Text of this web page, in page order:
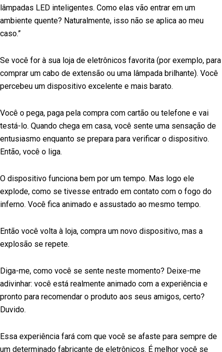
lâmpadas LED inteligentes. Como elas vão entrar em um
ambiente quente? Naturalmente, isso não se aplica ao meu
caso.”
Se você for à sua loja de eletrônicos favorita (por exemplo, para
comprar um cabo de extensão ou uma lâmpada brilhante). Você
percebeu um dispositivo excelente e mais barato.
Você o pega, paga pela compra com cartão ou telefone e vai
testá-lo. Quando chega em casa, você sente uma sensação de
entusiasmo enquanto se prepara para verificar o dispositivo.
Então, você o liga.
O dispositivo funciona bem por um tempo. Mas logo ele
explode, como se tivesse entrado em contato com o fogo do
inferno. Você fica animado e assustado ao mesmo tempo.
Então você volta à loja, compra um novo dispositivo, mas a
explosão se repete.
Diga-me, como você se sente neste momento? Deixe-me
adivinhar: você está realmente animado com a experiência e
pronto para recomendar o produto aos seus amigos, certo?
Duvido.
Essa experiência fará com que você se afaste para sempre de
um determinado fabricante de eletrônicos. É melhor você se